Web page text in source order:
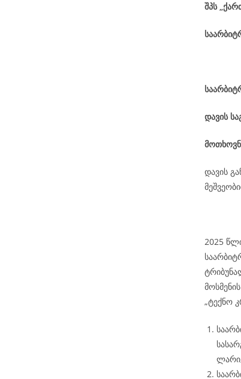
შპს
დავის
დავის
2025
„ტექნო